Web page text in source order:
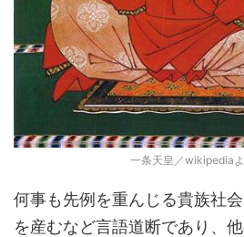
一条天皇／wikipedia
何事も先例を重んじる貴族社
を産むなど言語道断であり、